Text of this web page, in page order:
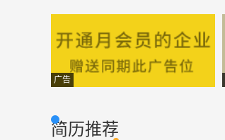
广告
简历推荐